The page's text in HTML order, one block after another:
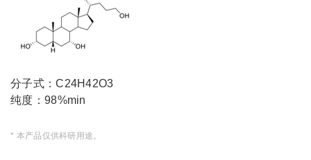
分子式：C24H42O3
纯度：98%min
* 本产品仅供科研用途。